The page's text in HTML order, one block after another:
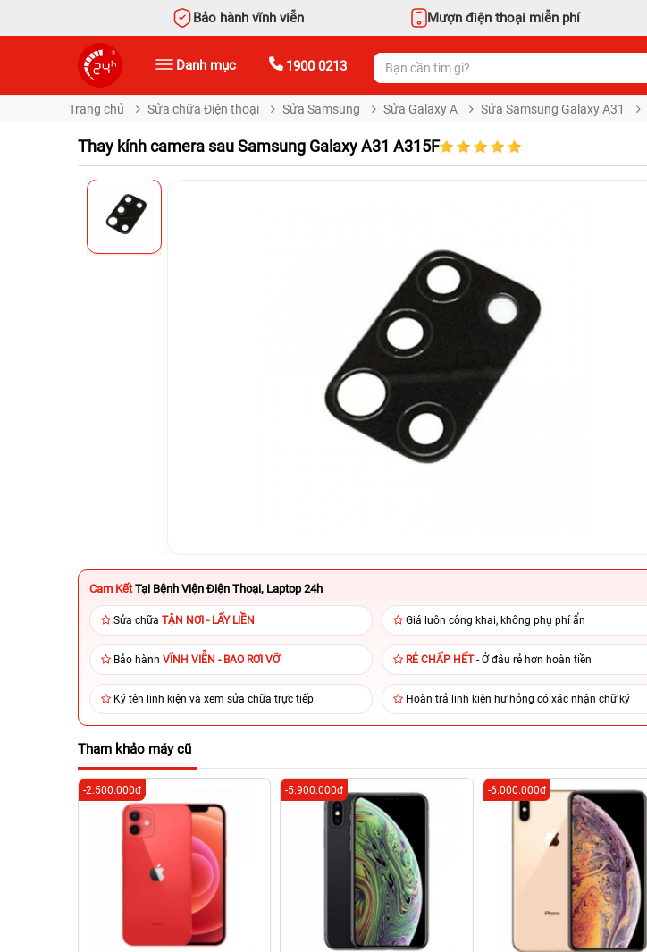
Bảo hành vĩnh viễn Mượn điện thoại miễn phí
Danh mục 1900 0213
Trang chủ Sửa chữa Điện thoại Sửa Samsung Sửa Galaxy A Sửa Samsung Galaxy A31
Thay kính camera sau Samsung Galaxy A31 A315F
Cam Kết Tại Bệnh Viện Điện Thoại, Laptop 24h
Sửa chữa TẬN NƠI - LẤY LIỀN Giá luôn công khai, không phụ phí ẩn
Bảo hành VĨNH VIỄN - BAO RƠI VỠ RẺ CHẤP HẾT- Ở đâu rẻ hơn hoàn tiền
Ký tên linh kiện và xem sửa chữa trực tiếp Hoàn trả linh kiện hư hỏng có xác nhận chữ ký
Tham khảo máy cũ
-2.500.000đ -5.900.000đ -6.000.000đ